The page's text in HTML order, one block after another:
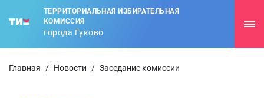
ТЕРРИТОРИАЛЬНАЯ ИЗБИРАТЕЛЬНАЯ
КОМИССИЯ
города Гуково
Главная / Новости / Заседание комиссии